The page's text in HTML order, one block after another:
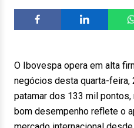
O Ibovespa opera em alta
negócios desta quarta-feira,
patamar dos 133 mil
bom desempenho reflete o